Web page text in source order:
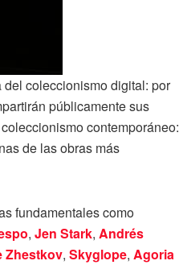
coleccionismo digital: por
públicamente sus
contemporáneo:
de las obras más
fundamentales como
, Jen Stark, Andrés
Zhestkov, Skyglope, Agoria